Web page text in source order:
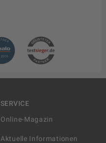
SERVICE
Online-Magazin
Aktuelle Informationen